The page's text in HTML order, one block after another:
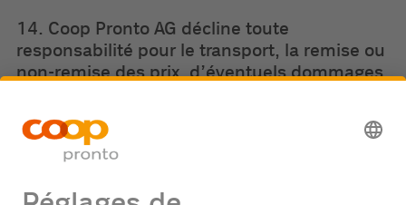
14. Coop Pronto AG décline toute
responsabilité pour le transport, la remise ou
non-remise des prix, d’éventuels dommages
partielle des articles.
15. Seules les données des gagnants seront